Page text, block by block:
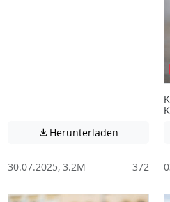
 Herunterladen Achtung:
30.07.2025, 3.2M 372